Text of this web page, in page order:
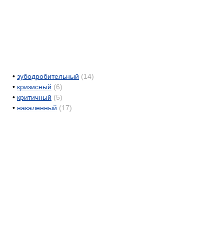
• зубодробительный (14)
• кризисный (6)
• критичный (5)
• накаленный (17)